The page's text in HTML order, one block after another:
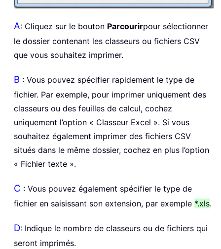
A: Cliquez sur le bouton Parcourirpour sélectionner
le dossier contenant les classeurs ou fichiers CSV
que vous souhaitez imprimer.
B : Vous pouvez spécifier rapidement le type de
fichier. Par exemple, pour imprimer uniquement des
classeurs ou des feuilles de calcul, cochez
uniquement l’option « Classeur Excel ». Si vous
souhaitez également imprimer des fichiers CSV
situés dans le même dossier, cochez en plus l’option
« Fichier texte ».
C : Vous pouvez également spécifier le type de
fichier en saisissant son extension, par exemple *.xls.
D: Indique le nombre de classeurs ou de fichiers qui
seront imprimés.